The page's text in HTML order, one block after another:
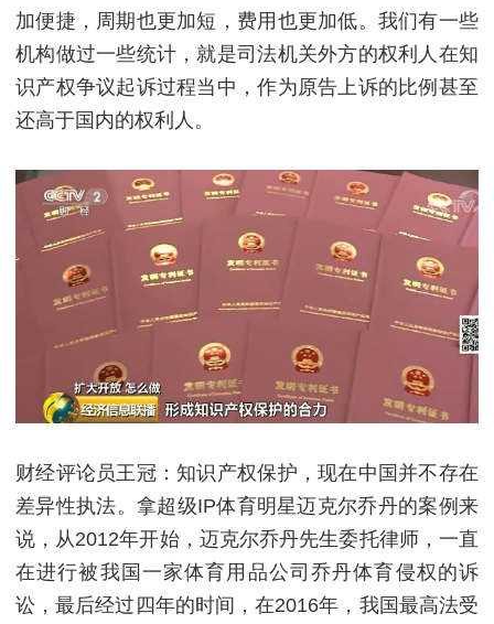
加便捷，周期也更加短，费用也更加低。我们有一些
机构做过一些统计，就是司法机关外方的权利人在知
识产权争议起诉过程当中，作为原告上诉的比例甚至
还高于国内的权利人。
财经评论员王冠：知识产权保护，现在中国并不存在
差异性执法。拿超级IP体育明星迈克尔乔丹的案例来
说，从2012年开始，迈克尔乔丹先生委托律师，一直
在进行被我国一家体育用品公司乔丹体育侵权的诉
讼，最后经过四年的时间，在2016年，我国最高法受